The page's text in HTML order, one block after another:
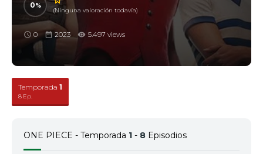
0
(Ninguna valoración todavía)
0 2023 5.497 views
Temporada1
8 Ep.
ONE PIECE - Temporada 1 - 8 Episodios